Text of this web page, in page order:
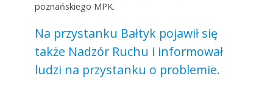
poznańskiego MPK.
Na przystanku Bałtyk pojawił się
także Nadzór Ruchu i informował
ludzi na przystanku o problemie.